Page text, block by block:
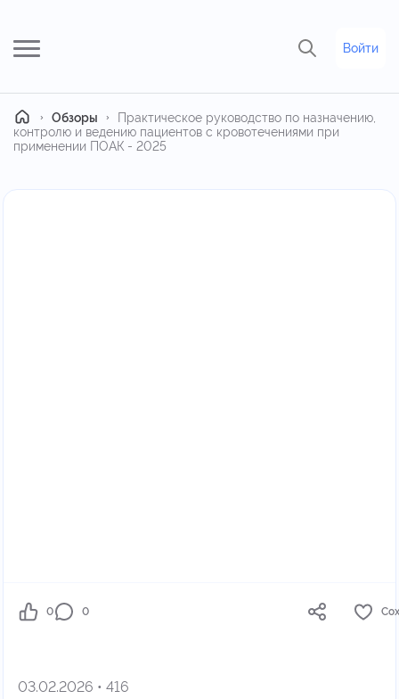
Войти
ГлавнаяОбзоры
Практическое руководство по назначению,
контролю и ведению пациентов с кровотечениями при
применении ПОАК - 2025
03.02.2026 • 416
0 0